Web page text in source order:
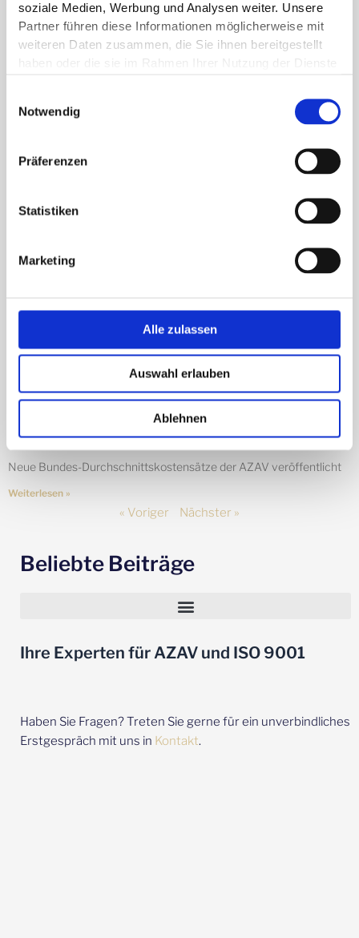
soziale Medien, Werbung und Analysen weiter. Unsere
Partner führen diese Informationen möglicherweise mit
weiteren Daten zusammen, die Sie ihnen bereitgestellt
haben oder die sie im Rahmen Ihrer Nutzung der Dienste
Notwendig
Präferenzen
Statistiken
Marketing
Alle zulassen
Auswahl erlauben
Ablehnen
Marketing-Instrument Qualitätsmanagement
20. September 2022
Instrument?
Neue Bundes-Durchschnittskostensätze
6. September 2022
Neue Bundes-Durchschnittskostensätze der AZAV veröffentlicht
Weiterlesen »
« Voriger Nächster »
Beliebte Beiträge
Ihre Experten für AZAV und ISO 9001
Haben Sie Fragen? Treten Sie gerne für ein unverbindliches
Erstgespräch mit uns in Kontakt.